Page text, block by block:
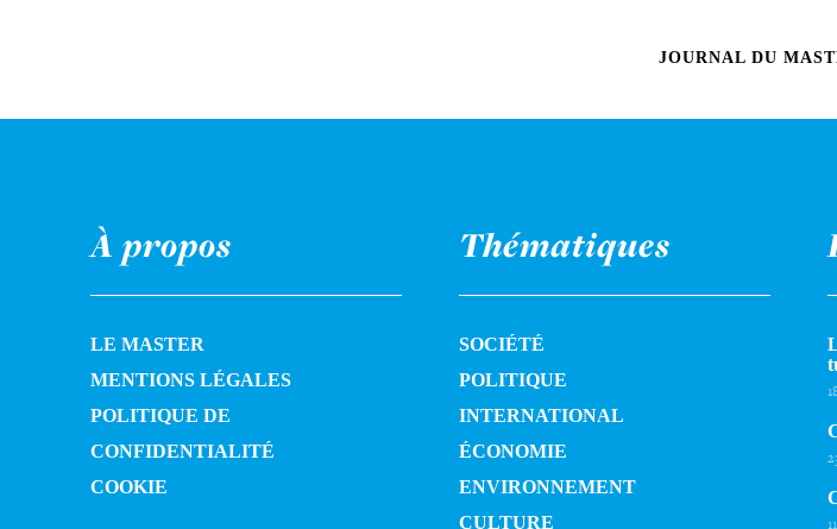
JOURNAL DU
À propos
LE MASTER
MENTIONS LÉGALES
POLITIQUE DE
CONFIDENTIALITÉ
COOKIE
Thématiques
SOCIÉTÉ
POLITIQUE
INTERNATIONAL
ÉCONOMIE
ENVIRONNEMENT
CULTURE